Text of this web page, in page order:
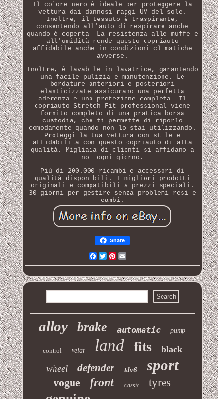
Il colore nero è ideale per proteggere la
vettura dai dannosi raggi UV del sole.
Inoltre, il tessuto è traspirante,
consentendo all'auto di respirare anche
quando è coperta. La resistenza alle muffe e
all'umidità rende questo copriauto
affidabile anche in condizioni climatiche
avverse.
Inoltre, è lavabile in lavatrice, garantendo
una facile pulizia e manutenzione. Le
bordature anteriori e posteriori
elasticizzate assicurano una perfetta
aderenza e una protezione completa. Il
copriauto Stretch-Fit professional viene
fornito completo di una pratica borsa
custodia, che ti permette di riporlo
comodamente quando non lo stai utilizzando.
Proteggi la tua vettura con stile e
affidabilità con questo copriauto di alta
qualità. Migliaia di clienti si affidano a
noi ogni giorno.
Più di 200.000 ricambi e accessori di
qualità disponibili. I migliori prodotti
originali e compatibili a prezzi speciali.
30 giorni per gestire senza problemi resi e
cambi.
Share
Facebook
Twitter
Pinterest
alloy brake automatic pump
control velar land fits black
wheel defender tdv6 sport
vogue front classic tyres